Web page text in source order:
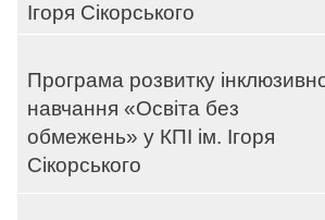
Ігоря Сікорського
Програма розвитку
навчання «Освіта без
обмежень» у КПІ ім. Ігоря
Сікорського